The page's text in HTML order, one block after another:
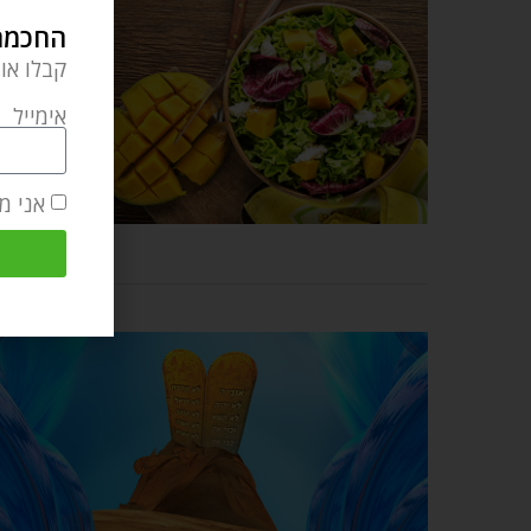
קבלו
אימייל
אני